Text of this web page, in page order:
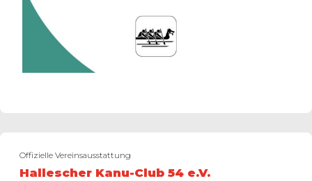
Offizielle Vereinsausstattung
Hallescher Kanu-Club 54 e.V.